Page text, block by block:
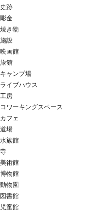
史跡
彫金
焼き物
施設
映画館
旅館
キャンプ場
ライブハウス
工房
コワーキングスペース
カフェ
道場
水族館
寺
美術館
博物館
動物園
図書館
児童館